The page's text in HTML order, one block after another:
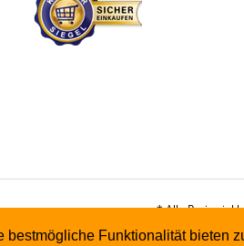
bestmögliche Funktionalität bieten
* Alle Preise